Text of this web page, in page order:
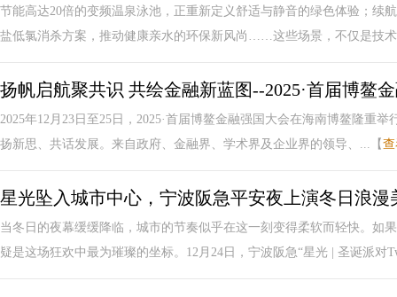
节能高达20倍的变频温泉泳池，正重新定义舒适与静音的绿色体验；续
盐低氯消杀方案，推动健康亲水的环保新风尚……这些场景，不仅是技
扬帆启航聚共识 共绘金融新蓝图--2025·首届博鳌
2025年12月23日至25日，2025·首届博鳌金融强国大会在海南博鳌隆重
扬新思、共话发展。来自政府、金融界、学术界及企业界的领导、...【
星光坠入城市中心，宁波阪急平安夜上演冬日浪漫
当冬日的夜幕缓缓降临，城市的节奏似乎在这一刻变得柔软而轻快。如
疑是这场狂欢中最为璀璨的坐标。12月24日，宁波阪急“星光 | 圣诞派对